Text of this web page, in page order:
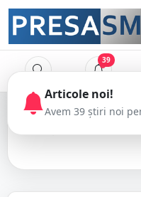
39